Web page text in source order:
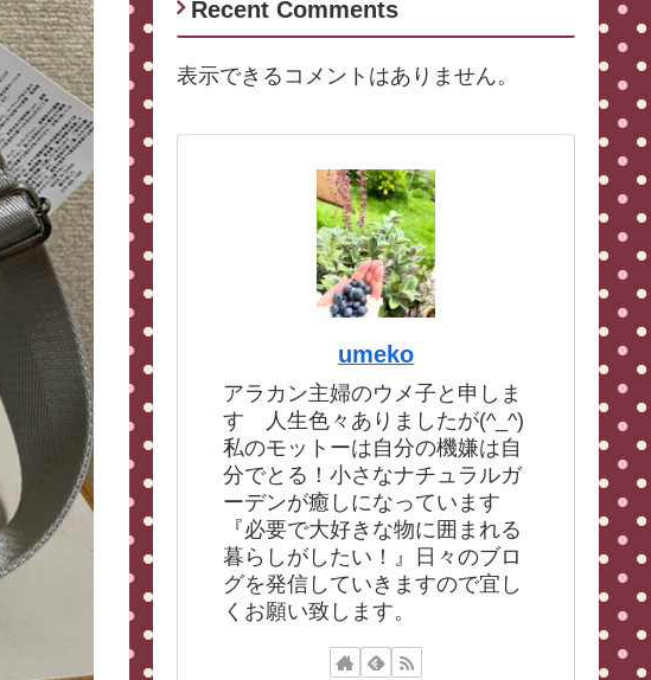
Recent Comments
表示できるコメントはありません。
umeko
アラカン主婦のウメ子と申しま
す 人生色々ありましたが(^_^)
私のモットーは自分の機嫌は自
分でとる！小さなナチュラルガ
ーデンが癒しになっています
『必要で大好きな物に囲まれる
暮らしがしたい！』日々のブロ
グを発信していきますので宜し
くお願い致します。